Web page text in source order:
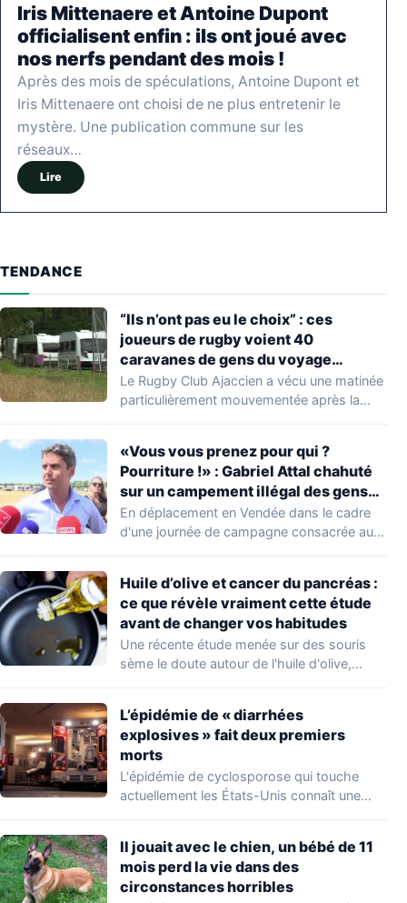
Iris Mittenaere et Antoine Dupont
officialisent enfin : ils ont joué avec
nos nerfs pendant des mois !
Après des mois de spéculations, Antoine Dupont et
Iris Mittenaere ont choisi de ne plus entretenir le
mystère. Une publication commune sur les
réseaux…
Lire
TENDANCE
“Ils n’ont pas eu le choix” : ces
joueurs de rugby voient 40
caravanes de gens du voyage
s’installer dans leur stade, ils les
délogent en moins d’1 heure
Le Rugby Club Ajaccien a vécu une matinée
particulièrement mouvementée après la
«Vous vous prenez pour qui ?
Pourriture !» : Gabriel Attal chahuté
sur un campement illégal des gens
du voyage
En déplacement en Vendée dans le cadre
d'une journée de campagne consacrée aux
Huile d’olive et cancer du pancréas :
ce que révèle vraiment cette étude
avant de changer vos habitudes
Une récente étude menée sur des souris
sème le doute autour de l'huile d'olive,…
L’épidémie de « diarrhées
explosives » fait deux premiers
morts
L'épidémie de cyclosporose qui touche
actuellement les États-Unis connaît une
Il jouait avec le chien, un bébé de 11
mois perd la vie dans des
circonstances horribles